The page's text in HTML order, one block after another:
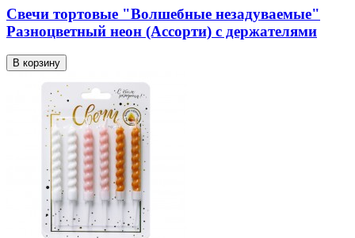
Свечи тортовые "Волшебные незадуваемые"
Разноцветный неон (Ассорти) с держателями
В корзину